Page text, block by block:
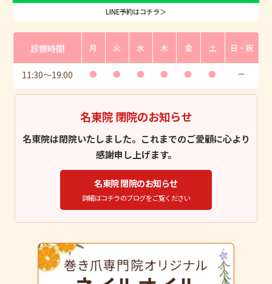
LINE予約はコチラ＞
診察時間 月 火 水 木 金 土 日・祝
11:30〜19:00 ● ● ● ● ● ● ー
名東院 閉院のお知らせ
名東院は閉院いたしました。これまでのご愛顧に心より
感謝申し上げます。
名東院 閉院のお知らせ
詳細はコチラのブログをご覧ください